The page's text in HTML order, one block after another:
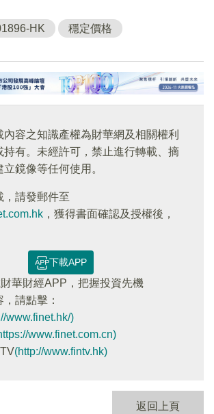
HK 穩定價格
內容之知識產權為財華網及相關權利
持有。未經許可，禁止進行轉載、摘
鏡像等任何使用。
，請發郵件至
，獲得書面確認及授權後，
下載APP
華財經APP，把握投資先機
請點擊：
www.finet.hk/)
www.finet.com.cn)
(http://www.fintv.hk)
返回上頁